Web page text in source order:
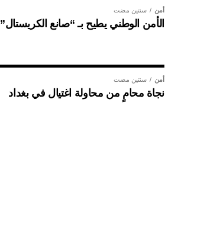
أمن سنتين مضت
الأمن الوطني يطيح بـ “صانع الكريستال”
أمن سنتين مضت
نجاة محامٍ من محاولة اغتيال في بغداد